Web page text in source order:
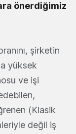
önerdiğimiz
şirketin
yüksek
ve işi
(Klasik
değil iş